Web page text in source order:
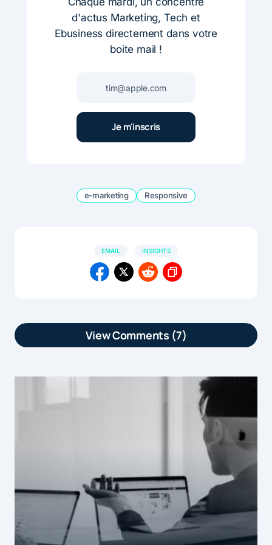
d'actus Marketing, Tech et
Ebusiness directement dans votre
boite mail !
e-marketing Responsive
EMAIL INSIGHTS
View Comments (7)
mobile est apparu en premier sur […]
[…] Curated from Le baromètre de
l’email mobile | Comarketing-News […]
Le baromètre de l'email mobile | Digital 909
10 septembre 2015 at 8h04
[…] Selon les résultats du nouveau